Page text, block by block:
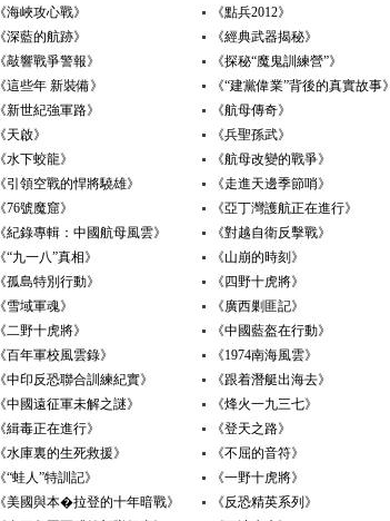
《海峽攻心戰》 《點兵2012》
《深藍的航跡》
《經典武器揭秘》
《敲響戰爭警報》
《探秘“魔鬼訓練營”》
《這些年 新裝備》
《“建黨偉業”背後的真實故事》
《新世紀強軍路》
《航母傳奇》
《天啟》
《兵聖孫武》
《水下蛟龍》
《航母改變的戰爭》
《引領空戰的悍將驍雄》
《走進天邊季節哨》
《76號魔窟》
《亞丁灣護航正在進行》
《紀錄專輯：中國航母風雲》
《對越自衛反擊戰》
《“九一八”真相》
《山崩的時刻》
《孤島特別行動》
《四野十虎將》
《雪域軍魂》
《廣西剿匪記》
《二野十虎將》
《中國藍盔在行動》
《百年軍校風雲錄》
《1974南海風雲》
《中印反恐聯合訓練紀實》
《跟着潛艇出海去》
《中國遠征軍未解之謎》
《烽火一九三七》
《緝毒正在進行》
《登天之路》
《水庫裏的生死救援》
《不屈的音符》
《“蛙人”特訓記》
《一野十虎將》
《美國與本�拉登的十年暗戰》
《反恐精英系列》